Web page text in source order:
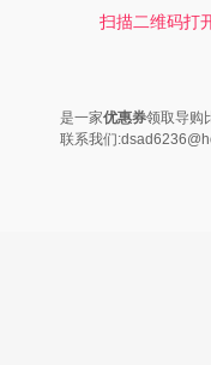
扫描二维码打
是一家优惠券领取导购
联系我们